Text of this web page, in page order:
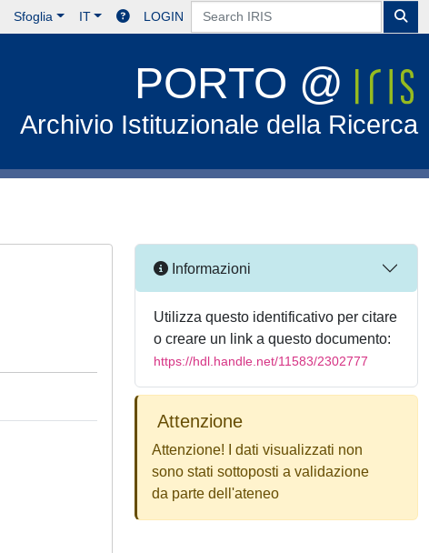
Sfoglia IT LOGIN
PORTO @
Archivio Istituzionale della Ricerca
Informazioni
Utilizza questo identificativo per citare
o creare un link a questo documento:
https://hdl.handle.net/11583/2302777
Attenzione
Attenzione! I dati visualizzati non
sono stati sottoposti a validazione
da parte dell'ateneo